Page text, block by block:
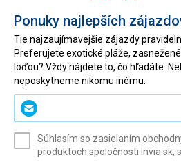
Ponuky najlepších
Tie najzaujímavejšie zájazdy
Preferujete exotické pláže,
loďou? Vždy nájdete to, čo hľadáte.
neposkytneme nikomu inému.
Zadajte
svoj
(povinné)
Súhlasím so zasielaním
produktoch spoločnosti Invia.sk,